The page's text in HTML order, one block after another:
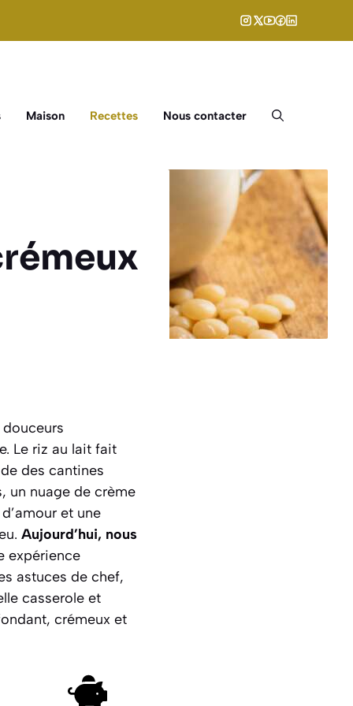
Maison Recettes Nous contacter
Le riz au lait fait
des cantines
un nuage de crème
et une
Aujourd’hui, nous
expérience
astuces de chef,
casserole et
crémeux et